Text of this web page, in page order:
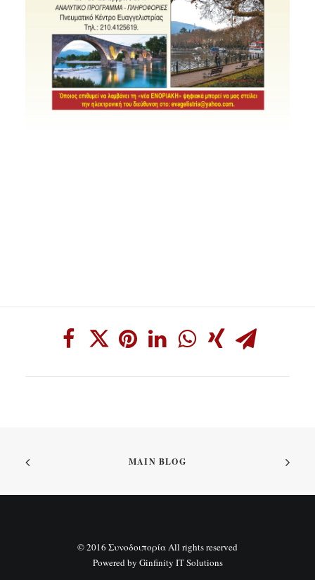
MAIN BLOG
© 2016 Συνοδοιπορία All rights reserved
Powered by Ginfinity IT Solutions